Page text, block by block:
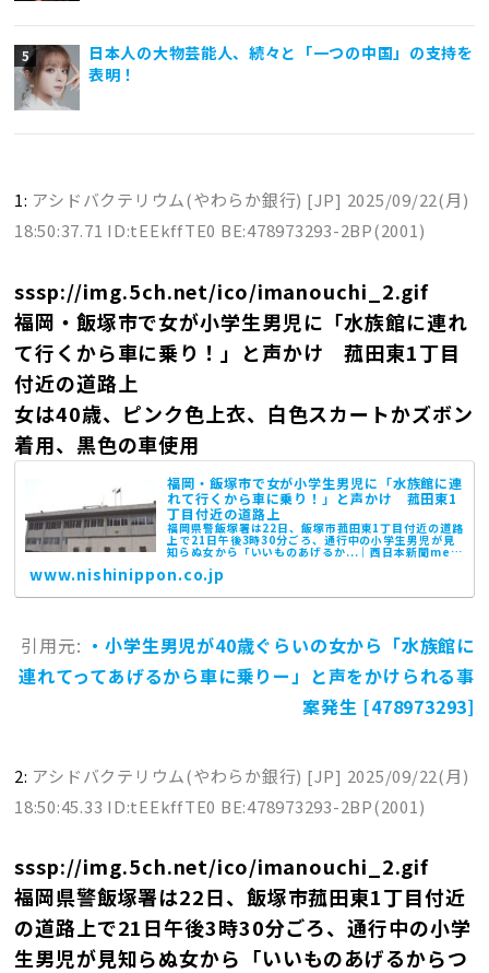
日本人の大物芸能人、続々と「一つの中国」の支持を
表明！
1: アシドバクテリウム(やわらか銀行) [JP] 2025/09/22(月)
18:50:37.71 ID:tEEkffTE0 BE:478973293-2BP(2001)
sssp://img.5ch.net/ico/imanouchi_2.gif
福岡・飯塚市で女が小学生男児に「水族館に連れ
て行くから車に乗り！」と声かけ 菰田東1丁目
付近の道路上
女は40歳、ピンク色上衣、白色スカートかズボン
着用、黒色の車使用
福岡・飯塚市で女が小学生男児に「水族館に連
れて行くから車に乗り！」と声かけ 菰田東1
丁目付近の道路上
福岡県警飯塚署は22日、飯塚市菰田東1丁目付近の道路
上で21日午後3時30分ごろ、通行中の小学生男児が見
知らぬ女から「いいものあげるか...｜西日本新聞me
は、九州のニュースを中心に最新情報を伝えるニュー
スサイトです。九州・福岡の社会、政治...
www.nishinippon.co.jp
引用元: ・小学生男児が40歳ぐらいの女から「水族館に
連れてってあげるから車に乗りー」と声をかけられる事
案発生 [478973293]
2: アシドバクテリウム(やわらか銀行) [JP] 2025/09/22(月)
18:50:45.33 ID:tEEkffTE0 BE:478973293-2BP(2001)
sssp://img.5ch.net/ico/imanouchi_2.gif
福岡県警飯塚署は22日、飯塚市菰田東1丁目付近
の道路上で21日午後3時30分ごろ、通行中の小学
生男児が見知らぬ女から「いいものあげるからつ